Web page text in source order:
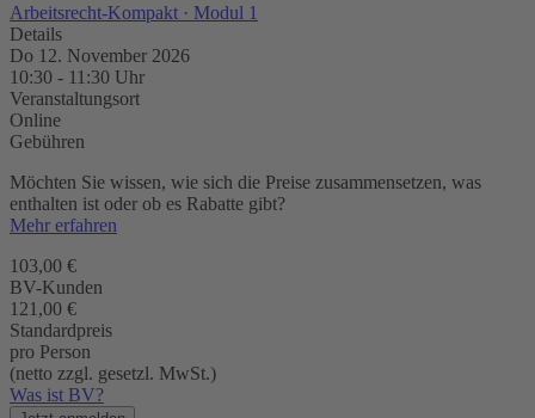
Arbeitsrecht-Kompakt · Modul 1
Details
Do 12. November 2026
10:30 - 11:30 Uhr
Veranstaltungsort
Online
Gebühren
Möchten Sie wissen, wie sich die Preise zusammensetzen, was
enthalten ist oder ob es Rabatte gibt?
Mehr erfahren
103,00 €
BV-Kunden
121,00 €
Standardpreis
pro Person
(netto zzgl. gesetzl. MwSt.)
Was ist BV?